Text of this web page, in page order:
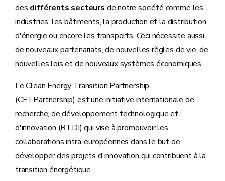
des différents secteurs de notre société comme les
industries, les bâtiments, la production et la distribution
d'énergie ou encore les transports. Ceci nécessite aussi
de nouveaux partenariats, de nouvelles règles de vie, de
nouvelles lois et de nouveaux systèmes économiques.
Le Clean Energy Transition Partnership
(CETPartnership) est une initiative internationale de
recherche, de développement technologique et
d'innovation (RTDI) qui vise à promouvoir les
collaborations intra-européennes dans le but de
développer des projets d'innovation qui contribuent à la
transition énergétique.